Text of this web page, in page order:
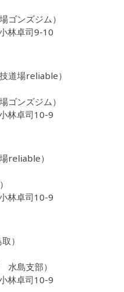
ゴンズジム）
林卓司9-10
道場reliable）
ゴンズジム）
林卓司10-9
reliable）
林卓司10-9
）
島支部）
林卓司10-9